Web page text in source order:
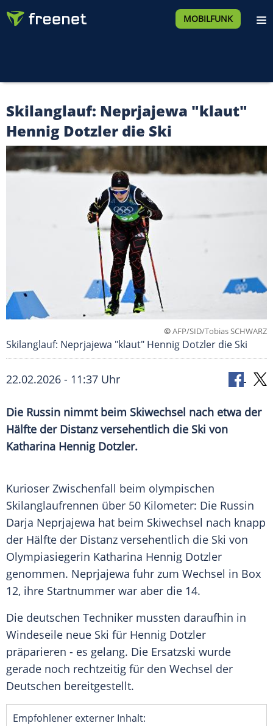
MOBILFUNK
Skilanglauf: Neprjajewa "klaut"
Hennig Dotzler die Ski
©AFP/SID/Tobias SCHWARZ
Skilanglauf: Neprjajewa "klaut" Hennig Dotzler die Ski
22.02.2026 - 11:37 Uhr
Die Russin nimmt beim Skiwechsel nach etwa der
Hälfte der Distanz versehentlich die Ski von
Katharina Hennig Dotzler.
Kurioser Zwischenfall beim olympischen
Skilanglaufrennen über 50 Kilometer: Die Russin
Darja Neprjajewa hat beim Skiwechsel nach knapp
der Hälfte der Distanz versehentlich die Ski von
Olympiasiegerin Katharina Hennig Dotzler
genommen. Neprjajewa fuhr zum Wechsel in Box
12, ihre Startnummer war aber die 14.
Die deutschen Techniker mussten daraufhin in
Windeseile neue Ski für Hennig Dotzler
präparieren - es gelang. Die Ersatzski wurde
gerade noch rechtzeitig für den Wechsel der
Deutschen bereitgestellt.
Empfohlener externer Inhalt: